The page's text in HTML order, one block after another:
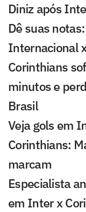
Diniz após
Dê suas
Internacional
Corinthians
minutos e
Brasil
Veja gols em
Corinthians:
marcam
Especialista
em Inter x